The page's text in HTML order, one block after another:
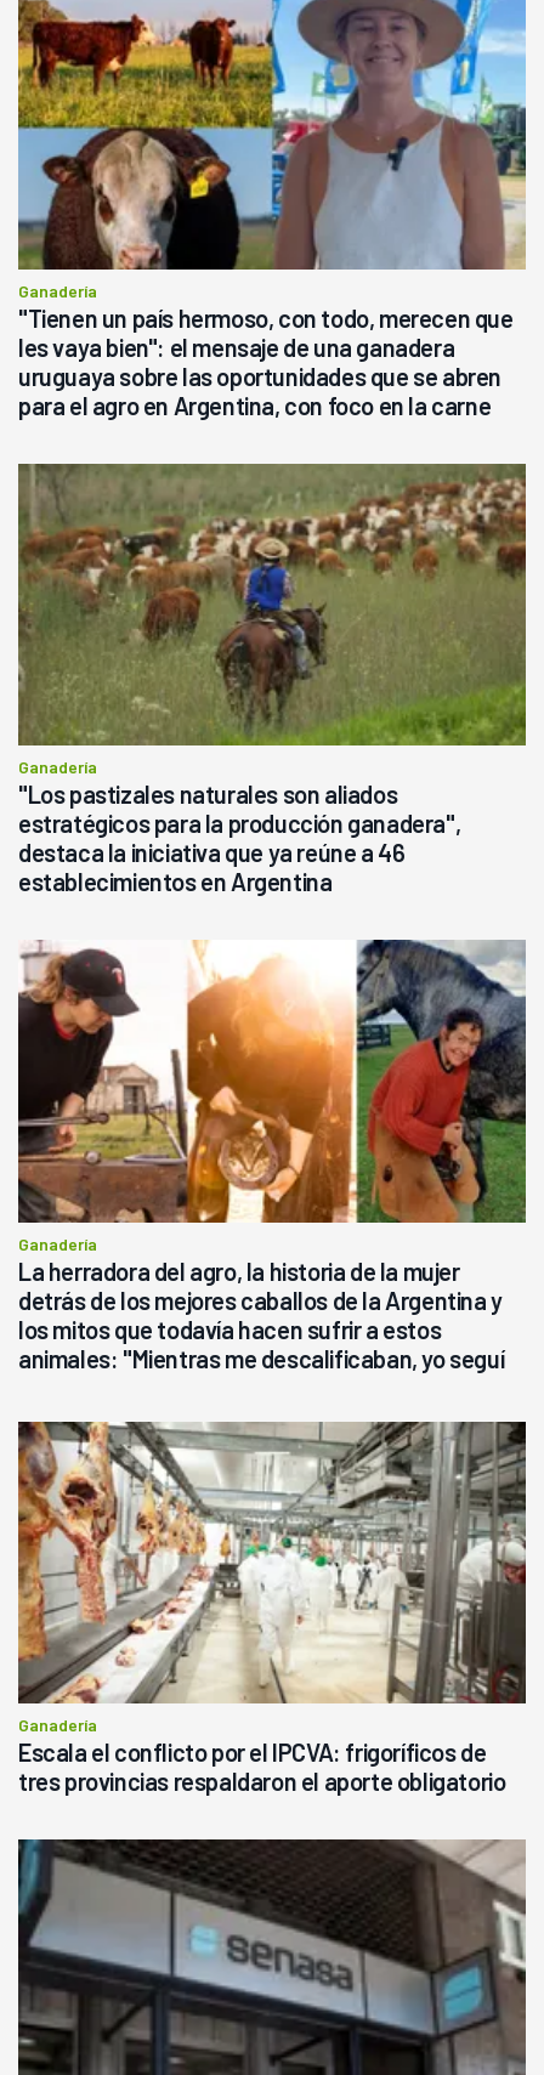
Ganadería
"Tienen un país hermoso, con todo, merecen que
les vaya bien": el mensaje de una ganadera
uruguaya sobre las oportunidades que se abren
para el agro en Argentina, con foco en la carne
Ganadería
"Los pastizales naturales son aliados
estratégicos para la producción ganadera",
destaca la iniciativa que ya reúne a 46
establecimientos en Argentina
Ganadería
La herradora del agro, la historia de la mujer
detrás de los mejores caballos de la Argentina y
los mitos que todavía hacen sufrir a estos
animales: "Mientras me descalificaban, yo seguí
Ganadería
Escala el conflicto por el IPCVA: frigoríficos de
tres provincias respaldaron el aporte obligatorio